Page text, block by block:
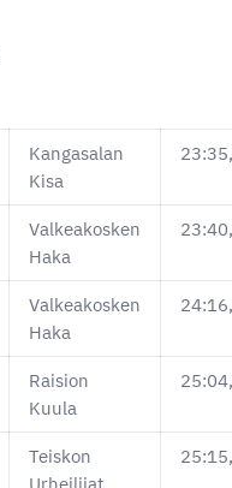
Kangasalan
Kisa
Valkeakosken
Haka
Valkeakosken
Haka
Raision
Kuula
Teiskon